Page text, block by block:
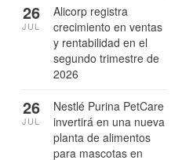
Alicorp registra
crecimiento en ventas
y rentabilidad en el
segundo trimestre de
2026
26
JUL
Nestlé Purina PetCare
invertirá en una nueva
planta de alimentos
para mascotas en
26
JUL